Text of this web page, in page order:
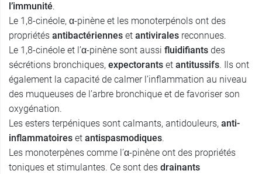
l’immunité.
Le 1,8-cinéole, α-pinène et les monoterpénols ont des
propriétés antibactériennes et antivirales reconnues.
Le 1,8-cinéole et l’α-pinène sont aussi fluidifiants des
sécrétions bronchiques, expectorants et antitussifs. Ils ont
également la capacité de calmer l’inflammation au niveau
des muqueuses de l’arbre bronchique et de favoriser son
oxygénation.
Les esters terpéniques sont calmants, antidouleurs, anti-
inflammatoires et antispasmodiques.
Les monoterpènes comme l’α-pinène ont des propriétés
toniques et stimulantes. Ce sont des drainants